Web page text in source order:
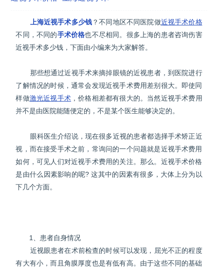
上海近视手术多少钱 ？不同地区不同医院做近视手术价格
不同，不同的手术价格也不尽相同。很多上海的患者咨询伤害
近视手术多少钱，下面由小编来为大家解答。
那些想通过近视手术来摘掉眼镜的近视患者，到医院进行
了解情况的时候，通常会发现近视手术费用差别很大。即使同
样做激光近视手术 ，价格相差都有很大的。当然近视手术费用
并不是由医院能随便定的，不是某个医生能够决定的。
眼科医生介绍说，现在很多近视的患者都选择手术矫正近
视，而在接受手术之前，常询问的一个问题就是近视手术费用
如何，可见人们对近视手术费用的关注。那么。近视手术价格
是由什么因素影响的呢? 这其中的因素有很多，大体上分为以
下几个方面。
1、患者自身情况
近视眼患者在术前检查的时候可以发现，屈光不正的程度
有大有小，而且角膜厚度也是有低有高。由于这些不同的基础